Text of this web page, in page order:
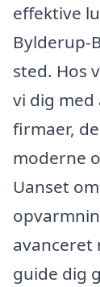
effektive
Bylderup-
sted. Hos
vi dig
firmaer,
moderne
Uanset
avanceret
guide dig